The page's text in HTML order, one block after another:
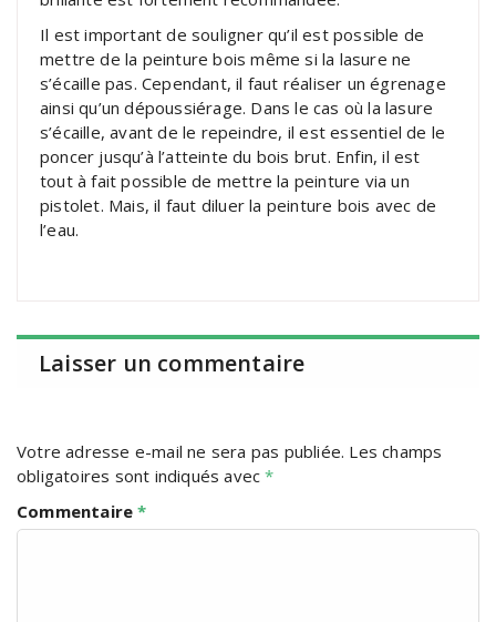
Il est important de souligner qu’il est possible de
mettre de la peinture bois même si la lasure ne
s’écaille pas. Cependant, il faut réaliser un égrenage
ainsi qu’un dépoussiérage. Dans le cas où la lasure
s’écaille, avant de le repeindre, il est essentiel de le
poncer jusqu’à l’atteinte du bois brut. Enfin, il est
tout à fait possible de mettre la peinture via un
pistolet. Mais, il faut diluer la peinture bois avec de
l’eau.
Laisser un commentaire
Votre adresse e-mail ne sera pas publiée. Les champs
obligatoires sont indiqués avec*
Commentaire*